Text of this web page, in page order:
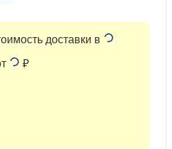
доставки в
₽